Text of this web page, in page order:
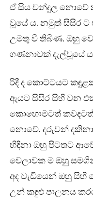
ඒ සිය චන්දුල නොවේ
වූයේ ය. නමුත් සිසිර ට
උමතු වී තිබිණ. ඔහු
ගණනාවක් දැල්වූයේ
රිදී ද කොට්ටයට
ඇයට සිසිර සිහි වන
කොහොමටත්
නොවේ. දරුවන්
හිඳිනා ඔහු පිටතට
වෙලාවක ම ඔහු
අද වැඩියෙන් ඔහු සිහි
උන් කඳුළු පාලනය